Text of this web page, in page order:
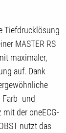
Tiefdrucklösung
MASTER RS
maximaler,
auf. Dank
und
der oneECG-
nutzt das